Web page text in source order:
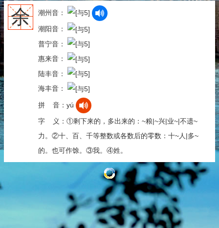
余 潮州音：
潮阳音：
普宁音：
惠来音：
陆丰音：
海丰音：
拼 音：yú
字 义：①剩下来的，多出来的：~粮|~兴|业~|不遗~
力。②十、百、千等整数或各数后的零数：十~人|多~
的。也可作馀。③我。④姓。